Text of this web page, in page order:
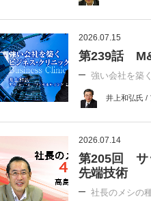
2026.07.15
第239話
強い会社を築
井上和弘氏 /
2026.07.14
第205回 サ
先端技術
社長のメシの